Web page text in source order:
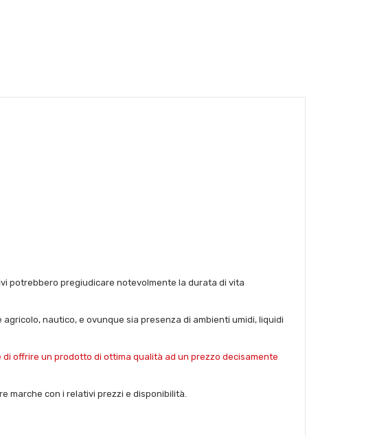
potrebbero pregiudicare notevolmente la durata di vita
nautico, e ovunque sia presenza di ambienti umidi, liquidi
offrire un prodotto di ottima qualità ad un prezzo decisamente
marche con i relativi prezzi e disponibilità.